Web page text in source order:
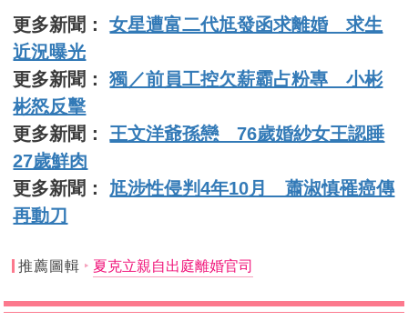
更多新聞：女星遭富二代尪發函求離婚 求生
近況曝光
更多新聞：獨／前員工控欠薪霸占粉專 小彬
彬怒反擊
更多新聞： 王文洋爺孫戀 76歲婚紗女王認睡
27歲鮮肉
更多新聞： 尪涉性侵判4年10月 蕭淑慎罹癌傳
再動刀
推薦圖輯 夏克立親自出庭離婚官司